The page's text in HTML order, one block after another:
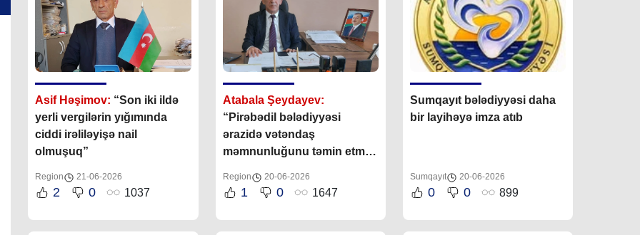
Asif Həşimov: “Son iki ildə
yerli vergilərin yığımında
ciddi irəliləyişə nail
olmuşuq”
Region 21-06-2026
2 0 1037
Atabala Şeydayev:
“Pirəbədil bələdiyyəsi
ərazidə vətəndaş
məmnunluğunu təmin etmək
Region 20-06-2026
1 0 1647
Sumqayıt bələdiyyəsi daha
bir layihəyə imza atıb
Sumqayıt 20-06-2026
0 0 899